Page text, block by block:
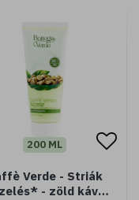
200 ML
Verde - Striák
- zöld kávé